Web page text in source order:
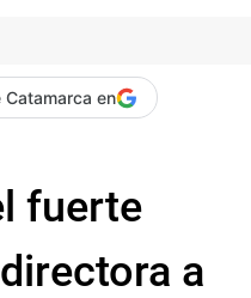
Catamarca en
fuerte
a